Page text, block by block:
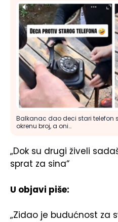
Balkanac dao deci stari telefon
okrenu broj, a oni…
„Dok su drugi živeli
sprat za sina“
U objavi piše:
„Zidao je budućnost za